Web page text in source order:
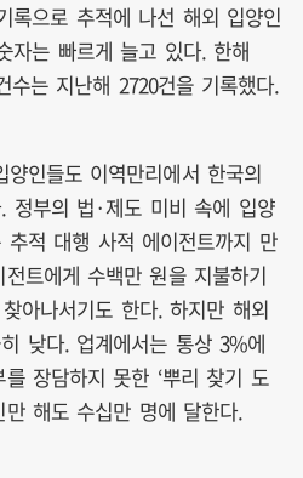
록으로 추적에 나선 해외 입양인
자는 빠르게 늘고 있다. 한해
는 지난해 2720건을 기록했다.
인들도 이역만리에서 한국의
정부의 법·제도 미비 속에 입양
적 대행 사적 에이전트까지 만
트에게 수백만 원을 지불하기
아나서기도 한다. 하지만 해외
낮다. 업계에서는 통상 3%에
장담하지 못한 ‘뿌리 찾기 도
만 해도 수십만 명에 달한다.